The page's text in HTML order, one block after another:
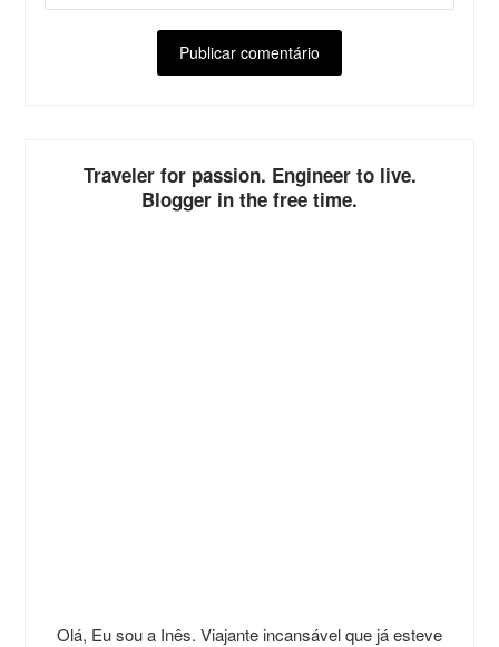
Traveler for passion. Engineer to live.
Blogger in the free time.
Olá, Eu sou a Inês. Viajante incansável que já esteve